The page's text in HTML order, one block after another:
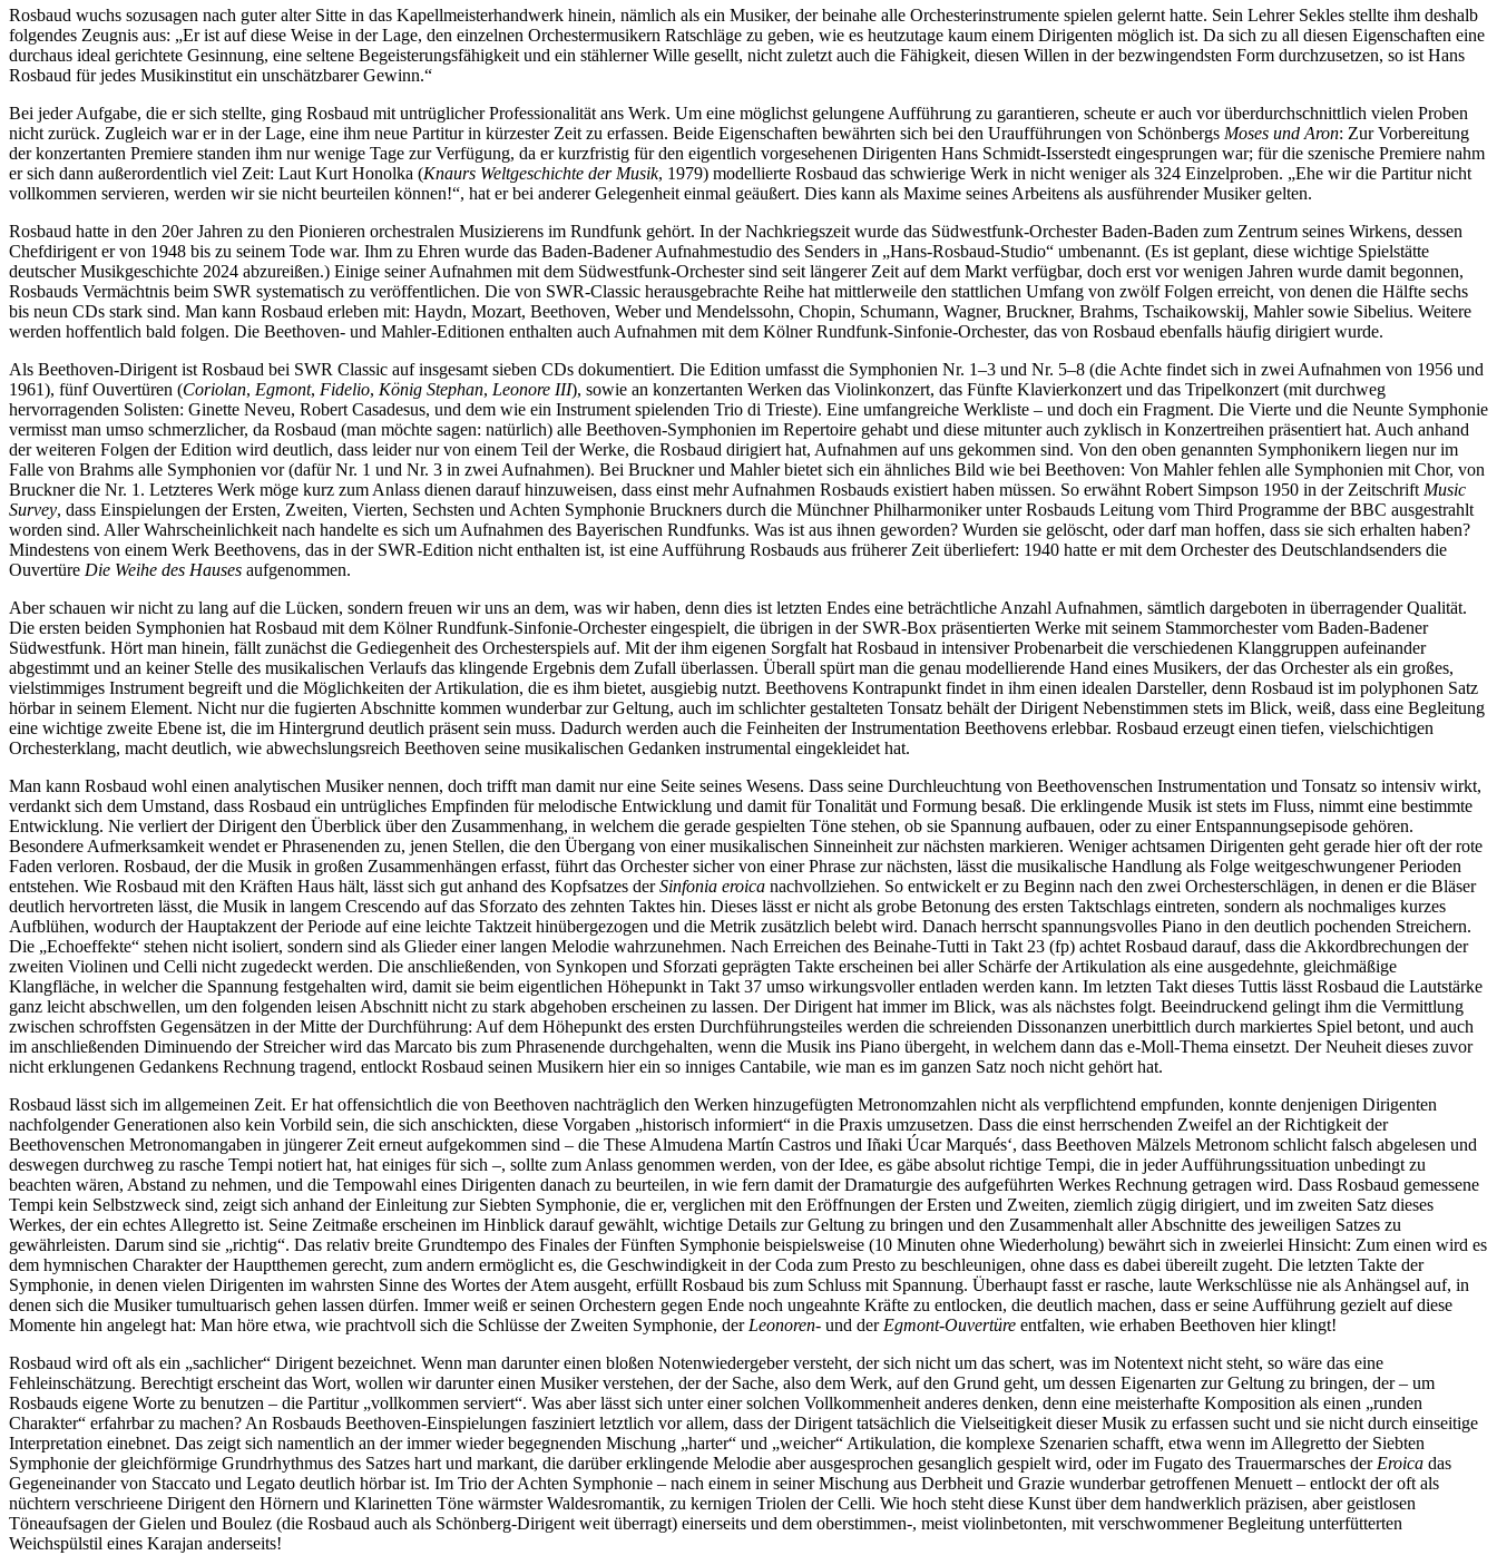
Rosbaud wuchs sozusagen nach guter alter Sitte in das Kapellmeisterhandwerk hinein, nämlich als ein Musiker, der beinahe alle Orchesterinstrumente spielen gelernt hatte. Sein Lehrer Sekles stellte ihm deshalb
folgendes Zeugnis aus: „Er ist auf diese Weise in der Lage, den einzelnen Orchestermusikern Ratschläge zu geben, wie es heutzutage kaum einem Dirigenten möglich ist. Da sich zu all diesen Eigenschaften eine
durchaus ideal gerichtete Gesinnung, eine seltene Begeisterungsfähigkeit und ein stählerner Wille gesellt, nicht zuletzt auch die Fähigkeit, diesen Willen in der bezwingendsten Form durchzusetzen, so ist Hans
Rosbaud für jedes Musikinstitut ein unschätzbarer Gewinn.“
Bei jeder Aufgabe, die er sich stellte, ging Rosbaud mit untrüglicher Professionalität ans Werk. Um eine möglichst gelungene Aufführung zu garantieren, scheute er auch vor überdurchschnittlich vielen Proben
nicht zurück. Zugleich war er in der Lage, eine ihm neue Partitur in kürzester Zeit zu erfassen. Beide Eigenschaften bewährten sich bei den Uraufführungen von Schönbergs Moses und Aron: Zur Vorbereitung
der konzertanten Premiere standen ihm nur wenige Tage zur Verfügung, da er kurzfristig für den eigentlich vorgesehenen Dirigenten Hans Schmidt-Isserstedt eingesprungen war; für die szenische Premiere nahm
er sich dann außerordentlich viel Zeit: Laut Kurt Honolka (Knaurs Weltgeschichte der Musik, 1979) modellierte Rosbaud das schwierige Werk in nicht weniger als 324 Einzelproben. „Ehe wir die Partitur nicht
vollkommen servieren, werden wir sie nicht beurteilen können!“, hat er bei anderer Gelegenheit einmal geäußert. Dies kann als Maxime seines Arbeitens als ausführender Musiker gelten.
Rosbaud hatte in den 20er Jahren zu den Pionieren orchestralen Musizierens im Rundfunk gehört. In der Nachkriegszeit wurde das Südwestfunk-Orchester Baden-Baden zum Zentrum seines Wirkens, dessen
Chefdirigent er von 1948 bis zu seinem Tode war. Ihm zu Ehren wurde das Baden-Badener Aufnahmestudio des Senders in „Hans-Rosbaud-Studio“ umbenannt. (Es ist geplant, diese wichtige Spielstätte
deutscher Musikgeschichte 2024 abzureißen.) Einige seiner Aufnahmen mit dem Südwestfunk-Orchester sind seit längerer Zeit auf dem Markt verfügbar, doch erst vor wenigen Jahren wurde damit begonnen,
Rosbauds Vermächtnis beim SWR systematisch zu veröffentlichen. Die von SWR-Classic herausgebrachte Reihe hat mittlerweile den stattlichen Umfang von zwölf Folgen erreicht, von denen die Hälfte sechs
bis neun CDs stark sind. Man kann Rosbaud erleben mit: Haydn, Mozart, Beethoven, Weber und Mendelssohn, Chopin, Schumann, Wagner, Bruckner, Brahms, Tschaikowskij, Mahler sowie Sibelius. Weitere
werden hoffentlich bald folgen. Die Beethoven- und Mahler-Editionen enthalten auch Aufnahmen mit dem Kölner Rundfunk-Sinfonie-Orchester, das von Rosbaud ebenfalls häufig dirigiert wurde.
Als Beethoven-Dirigent ist Rosbaud bei SWR Classic auf insgesamt sieben CDs dokumentiert. Die Edition umfasst die Symphonien Nr. 1–3 und Nr. 5–8 (die Achte findet sich in zwei Aufnahmen von 1956 und
1961), fünf Ouvertüren (Coriolan, Egmont, Fidelio, König Stephan, Leonore III), sowie an konzertanten Werken das Violinkonzert, das Fünfte Klavierkonzert und das Tripelkonzert (mit durchweg
hervorragenden Solisten: Ginette Neveu, Robert Casadesus, und dem wie ein Instrument spielenden Trio di Trieste). Eine umfangreiche Werkliste – und doch ein Fragment. Die Vierte und die Neunte Symphonie
vermisst man umso schmerzlicher, da Rosbaud (man möchte sagen: natürlich) alle Beethoven-Symphonien im Repertoire gehabt und diese mitunter auch zyklisch in Konzertreihen präsentiert hat. Auch anhand
der weiteren Folgen der Edition wird deutlich, dass leider nur von einem Teil der Werke, die Rosbaud dirigiert hat, Aufnahmen auf uns gekommen sind. Von den oben genannten Symphonikern liegen nur im
Falle von Brahms alle Symphonien vor (dafür Nr. 1 und Nr. 3 in zwei Aufnahmen). Bei Bruckner und Mahler bietet sich ein ähnliches Bild wie bei Beethoven: Von Mahler fehlen alle Symphonien mit Chor, von
Bruckner die Nr. 1. Letzteres Werk möge kurz zum Anlass dienen darauf hinzuweisen, dass einst mehr Aufnahmen Rosbauds existiert haben müssen. So erwähnt Robert Simpson 1950 in der Zeitschrift Music
Survey, dass Einspielungen der Ersten, Zweiten, Vierten, Sechsten und Achten Symphonie Bruckners durch die Münchner Philharmoniker unter Rosbauds Leitung vom Third Programme der BBC ausgestrahlt
worden sind. Aller Wahrscheinlichkeit nach handelte es sich um Aufnahmen des Bayerischen Rundfunks. Was ist aus ihnen geworden? Wurden sie gelöscht, oder darf man hoffen, dass sie sich erhalten haben?
Mindestens von einem Werk Beethovens, das in der SWR-Edition nicht enthalten ist, ist eine Aufführung Rosbauds aus früherer Zeit überliefert: 1940 hatte er mit dem Orchester des Deutschlandsenders die
Ouvertüre Die Weihe des Hauses aufgenommen.
Aber schauen wir nicht zu lang auf die Lücken, sondern freuen wir uns an dem, was wir haben, denn dies ist letzten Endes eine beträchtliche Anzahl Aufnahmen, sämtlich dargeboten in überragender Qualität.
Die ersten beiden Symphonien hat Rosbaud mit dem Kölner Rundfunk-Sinfonie-Orchester eingespielt, die übrigen in der SWR-Box präsentierten Werke mit seinem Stammorchester vom Baden-Badener
Südwestfunk. Hört man hinein, fällt zunächst die Gediegenheit des Orchesterspiels auf. Mit der ihm eigenen Sorgfalt hat Rosbaud in intensiver Probenarbeit die verschiedenen Klanggruppen aufeinander
abgestimmt und an keiner Stelle des musikalischen Verlaufs das klingende Ergebnis dem Zufall überlassen. Überall spürt man die genau modellierende Hand eines Musikers, der das Orchester als ein großes,
vielstimmiges Instrument begreift und die Möglichkeiten der Artikulation, die es ihm bietet, ausgiebig nutzt. Beethovens Kontrapunkt findet in ihm einen idealen Darsteller, denn Rosbaud ist im polyphonen Satz
hörbar in seinem Element. Nicht nur die fugierten Abschnitte kommen wunderbar zur Geltung, auch im schlichter gestalteten Tonsatz behält der Dirigent Nebenstimmen stets im Blick, weiß, dass eine Begleitung
eine wichtige zweite Ebene ist, die im Hintergrund deutlich präsent sein muss. Dadurch werden auch die Feinheiten der Instrumentation Beethovens erlebbar. Rosbaud erzeugt einen tiefen, vielschichtigen
Orchesterklang, macht deutlich, wie abwechslungsreich Beethoven seine musikalischen Gedanken instrumental eingekleidet hat.
Man kann Rosbaud wohl einen analytischen Musiker nennen, doch trifft man damit nur eine Seite seines Wesens. Dass seine Durchleuchtung von Beethovenschen Instrumentation und Tonsatz so intensiv wirkt,
verdankt sich dem Umstand, dass Rosbaud ein untrügliches Empfinden für melodische Entwicklung und damit für Tonalität und Formung besaß. Die erklingende Musik ist stets im Fluss, nimmt eine bestimmte
Entwicklung. Nie verliert der Dirigent den Überblick über den Zusammenhang, in welchem die gerade gespielten Töne stehen, ob sie Spannung aufbauen, oder zu einer Entspannungsepisode gehören.
Besondere Aufmerksamkeit wendet er Phrasenenden zu, jenen Stellen, die den Übergang von einer musikalischen Sinneinheit zur nächsten markieren. Weniger achtsamen Dirigenten geht gerade hier oft der rote
Faden verloren. Rosbaud, der die Musik in großen Zusammenhängen erfasst, führt das Orchester sicher von einer Phrase zur nächsten, lässt die musikalische Handlung als Folge weitgeschwungener Perioden
entstehen. Wie Rosbaud mit den Kräften Haus hält, lässt sich gut anhand des Kopfsatzes derSinfonia eroica nachvollziehen. So entwickelt er zu Beginn nach den zwei Orchesterschlägen, in denen er die Bläser
deutlich hervortreten lässt, die Musik in langem Crescendo auf das Sforzato des zehnten Taktes hin. Dieses lässt er nicht als grobe Betonung des ersten Taktschlags eintreten, sondern als nochmaliges kurzes
Aufblühen, wodurch der Hauptakzent der Periode auf eine leichte Taktzeit hinübergezogen und die Metrik zusätzlich belebt wird. Danach herrscht spannungsvolles Piano in den deutlich pochenden Streichern.
Die „Echoeffekte“ stehen nicht isoliert, sondern sind als Glieder einer langen Melodie wahrzunehmen. Nach Erreichen des Beinahe-Tutti in Takt 23 (fp) achtet Rosbaud darauf, dass die Akkordbrechungen der
zweiten Violinen und Celli nicht zugedeckt werden. Die anschließenden, von Synkopen und Sforzati geprägten Takte erscheinen bei aller Schärfe der Artikulation als eine ausgedehnte, gleichmäßige
Klangfläche, in welcher die Spannung festgehalten wird, damit sie beim eigentlichen Höhepunkt in Takt 37 umso wirkungsvoller entladen werden kann. Im letzten Takt dieses Tuttis lässt Rosbaud die Lautstärke
ganz leicht abschwellen, um den folgenden leisen Abschnitt nicht zu stark abgehoben erscheinen zu lassen. Der Dirigent hat immer im Blick, was als nächstes folgt. Beeindruckend gelingt ihm die Vermittlung
zwischen schroffsten Gegensätzen in der Mitte der Durchführung: Auf dem Höhepunkt des ersten Durchführungsteiles werden die schreienden Dissonanzen unerbittlich durch markiertes Spiel betont, und auch
im anschließenden Diminuendo der Streicher wird das Marcato bis zum Phrasenende durchgehalten, wenn die Musik ins Piano übergeht, in welchem dann das e-Moll-Thema einsetzt. Der Neuheit dieses zuvor
nicht erklungenen Gedankens Rechnung tragend, entlockt Rosbaud seinen Musikern hier ein so inniges Cantabile, wie man es im ganzen Satz noch nicht gehört hat.
Rosbaud lässt sich im allgemeinen Zeit. Er hat offensichtlich die von Beethoven nachträglich den Werken hinzugefügten Metronomzahlen nicht als verpflichtend empfunden, konnte denjenigen Dirigenten
nachfolgender Generationen also kein Vorbild sein, die sich anschickten, diese Vorgaben „historisch informiert“ in die Praxis umzusetzen. Dass die einst herrschenden Zweifel an der Richtigkeit der
Beethovenschen Metronomangaben in jüngerer Zeit erneut aufgekommen sind – die These Almudena Martín Castros und Iñaki Úcar Marqués‘, dass Beethoven Mälzels Metronom schlicht falsch abgelesen und
deswegen durchweg zu rasche Tempi notiert hat, hat einiges für sich –, sollte zum Anlass genommen werden, von der Idee, es gäbe absolut richtige Tempi, die in jeder Aufführungssituation unbedingt zu
beachten wären, Abstand zu nehmen, und die Tempowahl eines Dirigenten danach zu beurteilen, in wie fern damit der Dramaturgie des aufgeführten Werkes Rechnung getragen wird. Dass Rosbaud gemessene
Tempi kein Selbstzweck sind, zeigt sich anhand der Einleitung zur Siebten Symphonie, die er, verglichen mit den Eröffnungen der Ersten und Zweiten, ziemlich zügig dirigiert, und im zweiten Satz dieses
Werkes, der ein echtes Allegretto ist. Seine Zeitmaße erscheinen im Hinblick darauf gewählt, wichtige Details zur Geltung zu bringen und den Zusammenhalt aller Abschnitte des jeweiligen Satzes zu
gewährleisten. Darum sind sie „richtig“. Das relativ breite Grundtempo des Finales der Fünften Symphonie beispielsweise (10 Minuten ohne Wiederholung) bewährt sich in zweierlei Hinsicht: Zum einen wird es
dem hymnischen Charakter der Hauptthemen gerecht, zum andern ermöglicht es, die Geschwindigkeit in der Coda zum Presto zu beschleunigen, ohne dass es dabei übereilt zugeht. Die letzten Takte der
Symphonie, in denen vielen Dirigenten im wahrsten Sinne des Wortes der Atem ausgeht, erfüllt Rosbaud bis zum Schluss mit Spannung. Überhaupt fasst er rasche, laute Werkschlüsse nie als Anhängsel auf, in
denen sich die Musiker tumultuarisch gehen lassen dürfen. Immer weiß er seinen Orchestern gegen Ende noch ungeahnte Kräfte zu entlocken, die deutlich machen, dass er seine Aufführung gezielt auf diese
Momente hin angelegt hat: Man höre etwa, wie prachtvoll sich die Schlüsse der Zweiten Symphonie, der Leonoren- und der Egmont-Ouvertüre entfalten, wie erhaben Beethoven hier klingt!
Rosbaud wird oft als ein „sachlicher“ Dirigent bezeichnet. Wenn man darunter einen bloßen Notenwiedergeber versteht, der sich nicht um das schert, was im Notentext nicht steht, so wäre das eine
Fehleinschätzung. Berechtigt erscheint das Wort, wollen wir darunter einen Musiker verstehen, der der Sache, also dem Werk, auf den Grund geht, um dessen Eigenarten zur Geltung zu bringen, der – um
Rosbauds eigene Worte zu benutzen – die Partitur „vollkommen serviert“. Was aber lässt sich unter einer solchen Vollkommenheit anderes denken, denn eine meisterhafte Komposition als einen „runden
Charakter“ erfahrbar zu machen? An Rosbauds Beethoven-Einspielungen fasziniert letztlich vor allem, dass der Dirigent tatsächlich die Vielseitigkeit dieser Musik zu erfassen sucht und sie nicht durch einseitige
Interpretation einebnet. Das zeigt sich namentlich an der immer wieder begegnenden Mischung „harter“ und „weicher“ Artikulation, die komplexe Szenarien schafft, etwa wenn im Allegretto der Siebten
Symphonie der gleichförmige Grundrhythmus des Satzes hart und markant, die darüber erklingende Melodie aber ausgesprochen gesanglich gespielt wird, oder im Fugato des Trauermarsches der Eroica das
Gegeneinander von Staccato und Legato deutlich hörbar ist. Im Trio der Achten Symphonie – nach einem in seiner Mischung aus Derbheit und Grazie wunderbar getroffenen Menuett – entlockt der oft als
nüchtern verschrieene Dirigent den Hörnern und Klarinetten Töne wärmster Waldesromantik, zu kernigen Triolen der Celli. Wie hoch steht diese Kunst über dem handwerklich präzisen, aber geistlosen
Töneaufsagen der Gielen und Boulez (die Rosbaud auch als Schönberg-Dirigent weit überragt) einerseits und dem oberstimmen-, meist violinbetonten, mit verschwommener Begleitung unterfütterten
Weichspülstil eines Karajan anderseits!